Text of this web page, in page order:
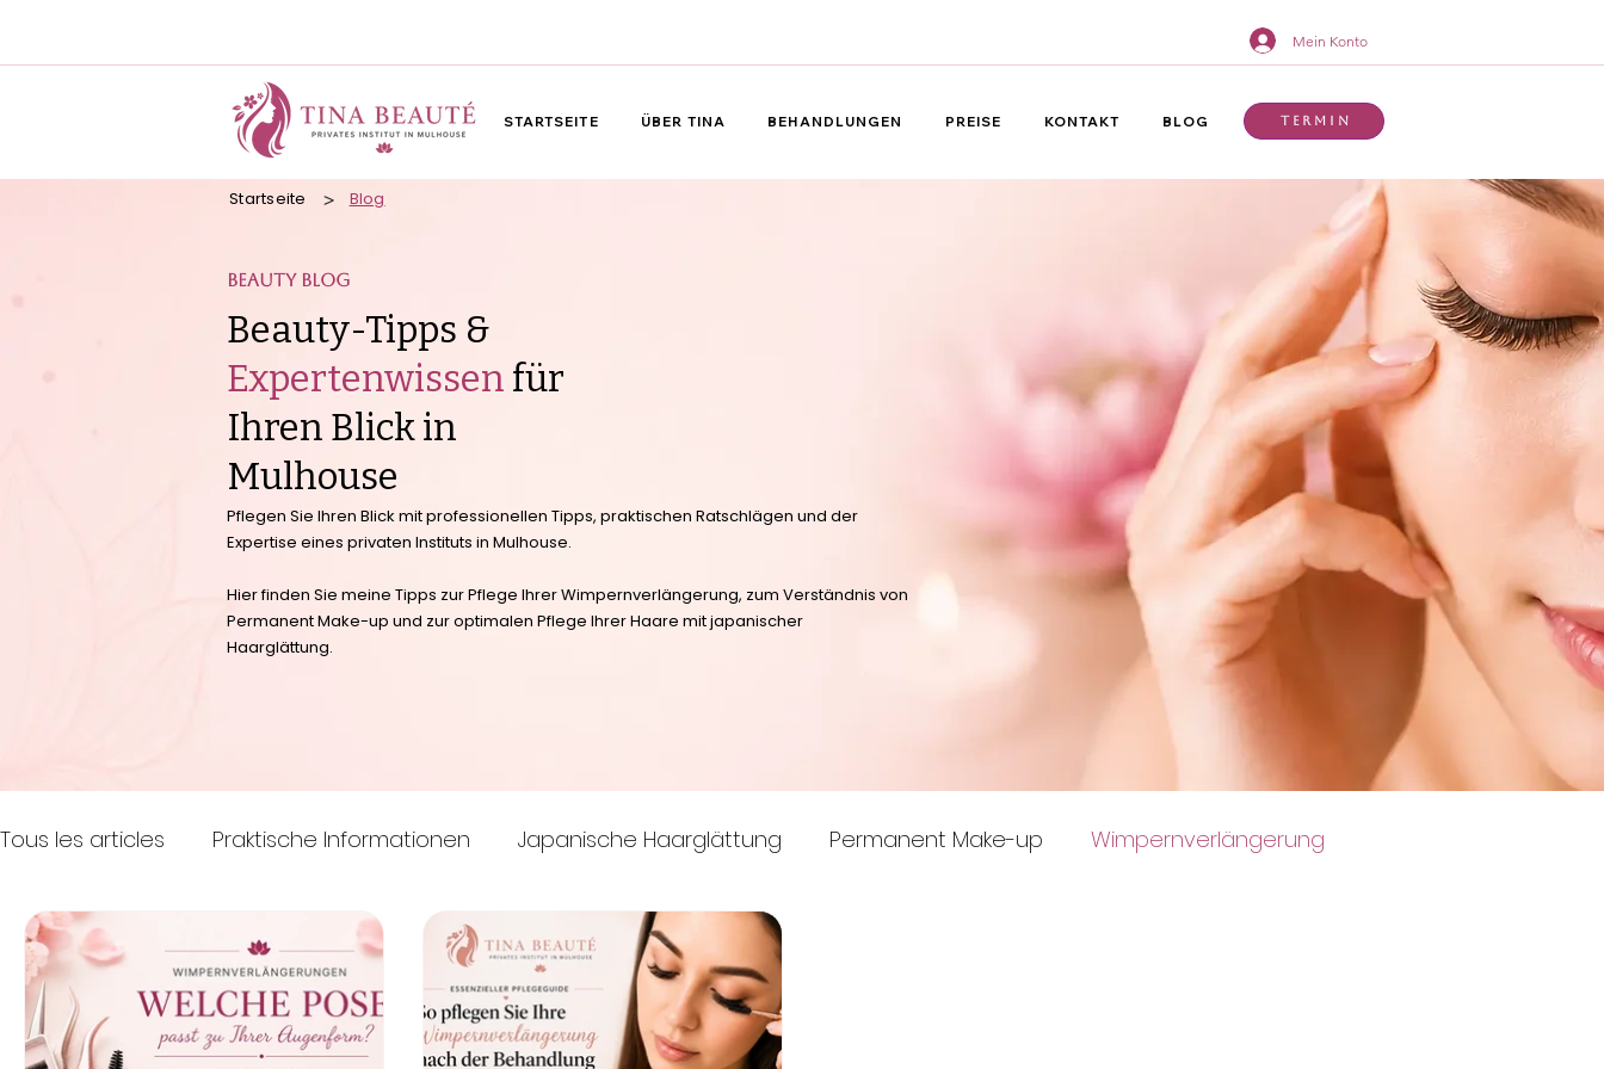
Mein Konto
STARTSEITE ÜBER TINA BEHANDLUNGEN PREISE KONTAKT BLOG Termin
Startseite > Blog
BEAUTY BLOG
Beauty-Tipps &
Expertenwissen für
Ihren Blick in
Mulhouse
Pflegen Sie Ihren Blick mit professionellen Tipps, praktischen Ratschlägen und der
Expertise eines privaten Instituts in Mulhouse.
Hier finden Sie meine Tipps zur Pflege Ihrer Wimpernverlängerung, zum Verständnis von
Permanent Make-up und zur optimalen Pflege Ihrer Haare mit japanischer
Haarglättung.
Tous les articles Praktische Informationen Japanische Haarglättung Permanent Make-up Wimpernverlängerung